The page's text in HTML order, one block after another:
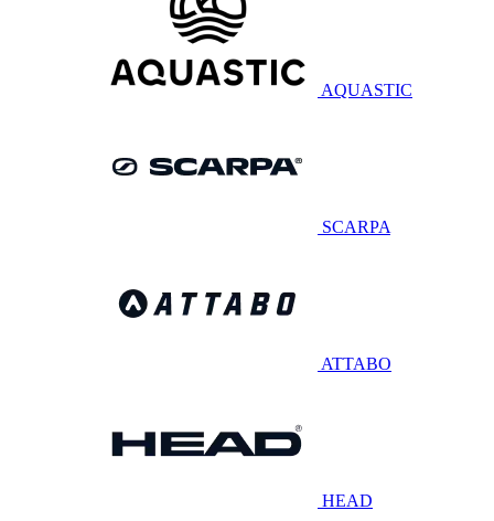
AQUASTIC
SCARPA
ATTABO
HEAD